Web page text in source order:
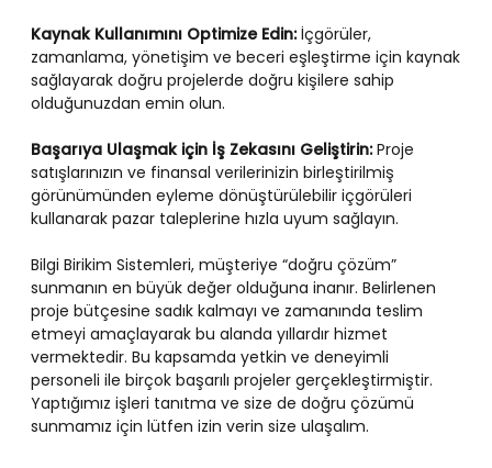
Kaynak Kullanımını Optimize Edin:İçgörüler,
zamanlama, yönetişim ve beceri eşleştirme için kaynak
sağlayarak doğru projelerde doğru kişilere sahip
olduğunuzdan emin olun.
Başarıya Ulaşmak için İş Zekasını Geliştirin:Proje
satışlarınızın ve finansal verilerinizin birleştirilmiş
görünümünden eyleme dönüştürülebilir içgörüleri
kullanarak pazar taleplerine hızla uyum sağlayın.
Bilgi Birikim Sistemleri, müşteriye “doğru çözüm”
sunmanın en büyük değer olduğuna inanır. Belirlenen
proje bütçesine sadık kalmayı ve zamanında teslim
etmeyi amaçlayarak bu alanda yıllardır hizmet
vermektedir. Bu kapsamda yetkin ve deneyimli
personeli ile birçok başarılı projeler gerçekleştirmiştir.
Yaptığımız işleri tanıtma ve size de doğru çözümü
sunmamız için lütfen izin verin size ulaşalım.